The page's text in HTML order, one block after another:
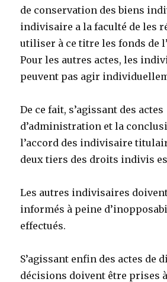
de conservation des biens
indivisaire a la faculté de les
utiliser à ce titre les fonds de
Pour les autres actes, les
peuvent pas agir
De ce fait, s’agissant des actes
d’administration et la
l’accord des indivisaire
deux tiers des droits indivis
Les autres indivisaires
informés à peine
effectués.
S’agissant enfin des actes de
décisions doivent être prises